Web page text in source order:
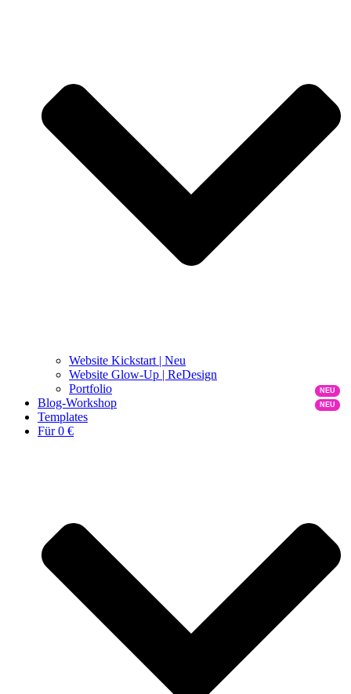
Website Kickstart | Neu
Website Glow-Up | ReDesign
Portfolio
Blog-Workshop
Templates
Für 0 €